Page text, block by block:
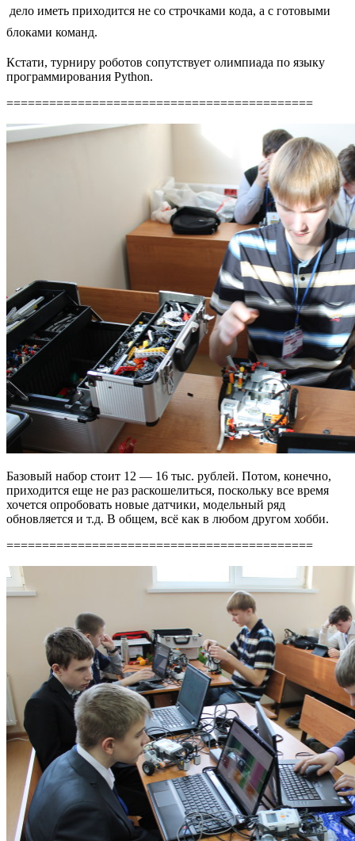
дело иметь приходится не со строчками кода, а с готовыми
блоками команд.
Кстати, турниру роботов сопутствует олимпиада по языку
программирования Python.
===========================================
Базовый набор стоит 12 — 16 тыс. рублей. Потом, конечно,
приходится еще не раз раскошелиться, поскольку все время
хочется опробовать новые датчики, модельный ряд
обновляется и т.д. В общем, всё как в любом другом хобби.
===========================================